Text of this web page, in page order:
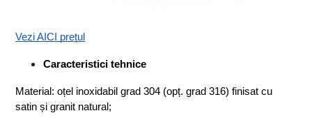
Vezi AICI prețul
Caracteristici tehnice
Material: oțel inoxidabil grad 304 (opț. grad 316) finisat cu
satin și granit natural;